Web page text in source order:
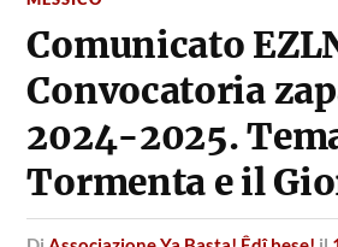
Comunicato
Convocatoria
2024-2025.
Tormenta e il